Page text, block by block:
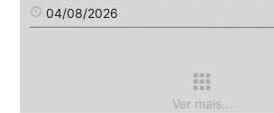
access_time 04/08/2026
apps
Ver mais...